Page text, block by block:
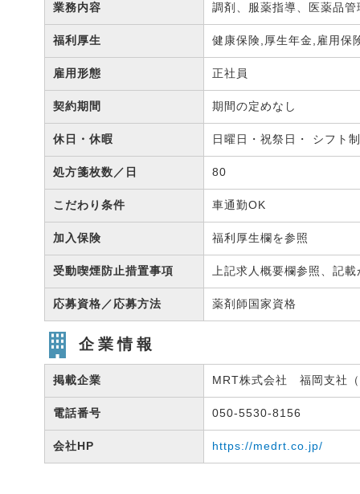
業務内容 調剤、服薬指導、医薬品
福利厚生 健康保険,厚生年金,雇用保
雇用形態 正社員
契約期間 期間の定めなし
休日・休暇 日曜日・祝祭日・ シフト
処方箋枚数／日 80
こだわり条件 車通勤OK
加入保険 福利厚生欄を参照
受動喫煙防止措置事項 上記求人概要欄参照、記
応募資格／応募方法 薬剤師国家資格
企業情報
掲載企業 MRT株式会社 福岡支社
電話番号 050-5530-8156
会社HP https://medrt.co.jp/